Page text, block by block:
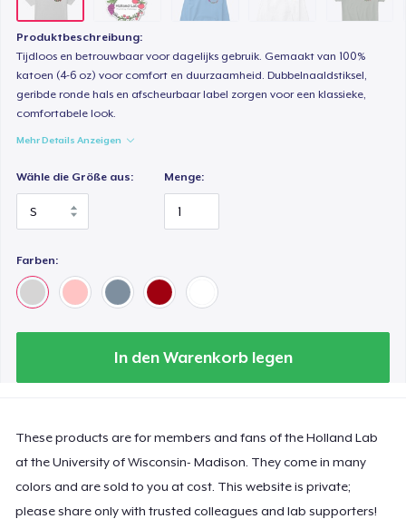
Produktbeschreibung:
Tijdloos en betrouwbaar voor dagelijks gebruik. Gemaakt van 100%
katoen (4-6 oz) voor comfort en duurzaamheid. Dubbelnaaldstiksel,
geribde ronde hals en afscheurbaar label zorgen voor een klassieke,
comfortabele look.
Mehr Details Anzeigen
Wähle die Größe aus: Menge:
Farben:
In den Warenkorb legen
These products are for members and fans of the Holland Lab
at the University of Wisconsin- Madison. They come in many
colors and are sold to you at cost. This website is private;
please share only with trusted colleagues and lab supporters!